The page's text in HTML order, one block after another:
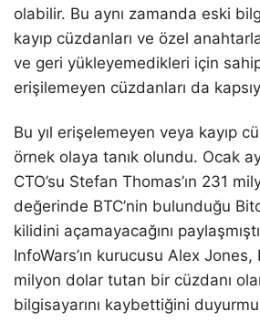
olabilir. Bu aynı zamanda eski
kayıp cüzdanları ve özel
ve geri yükleyemedikleri için
erişilemeyen cüzdanları da
Bu yıl erişelemeyen veya kayıp
örnek olaya tanık olundu. Ocak
CTO’su Stefan Thomas’ın 231
değerinde BTC’nin bulunduğu
kilidini açamayacağını
InfoWars’ın kurucusu Alex Jones,
milyon dolar tutan bir cüzdanı
bilgisayarını kaybettiğini